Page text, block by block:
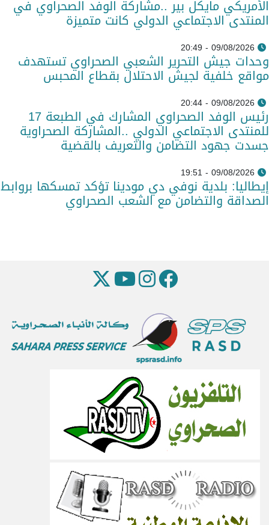
الأمريكي مايكل بير ..مشاركة الوفد الصحراوي في
المنتدى الاجتماعي الدولي كانت متميزة
09/08/2026 - 20:49
وحدات جيش التحرير الشعبي الصحراوي تستهدف
مواقع خلفية لجيش الاحتلال بقطاع المحبس
09/08/2026 - 20:44
رئيس الوفد الصحراوي المشارك في الطبعة 17
للمنتدى الاجتماعي الدولي ..المشاركة الصحراوية
جسدت جهود التضامن والتعريف بالقضية
09/08/2026 - 19:51
إيطاليا: بلدية نوفي دي مودينا تؤكد تمسكها بروابط
الصداقة والتضامن مع الشعب الصحراوي